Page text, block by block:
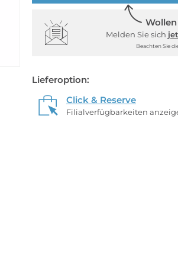
Wollen
Melden Sie sich
Beachten Sie
Lieferoption:
Click & Reserve
Filialverfügbarkeiten